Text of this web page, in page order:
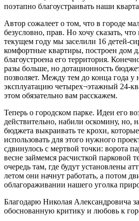
поэтапно благоустраивать наши
Автор сожалеет о том, что в городе
безусловно, прав. Но хочу сказать,
текущем году мы заселили 16 детей-
комфортные квартиры, построен дом
благоустроена его территория.
разы больше, но дотационность
позволяет. Между тем до конца года у
эксплуатацию четырех¬этажный 24-
этом обязательно вам расскажем.
Теперь о городском парке. Идеи его
действительно, набили оскомину, но,
бюджета выкраивать те крохи,
использовать для этого нужного
сдвинулось с мертвой точки: ворота
весне займемся расчисткой парковой
очередь там, где будут установлены
летом они начнут работать, а потом
облагораживании нашего уголка
Благодарю Николая Александровича
обоснованную критику и любовь к